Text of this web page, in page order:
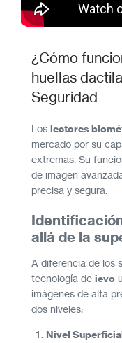
¿Cómo
huellas
Seguridad
Los lectores
mercado por su
extremas. Su
de imagen
precisa y segura.
allá de la
A diferencia de los
tecnología de ievo
imágenes de alta
dos niveles:
Nivel